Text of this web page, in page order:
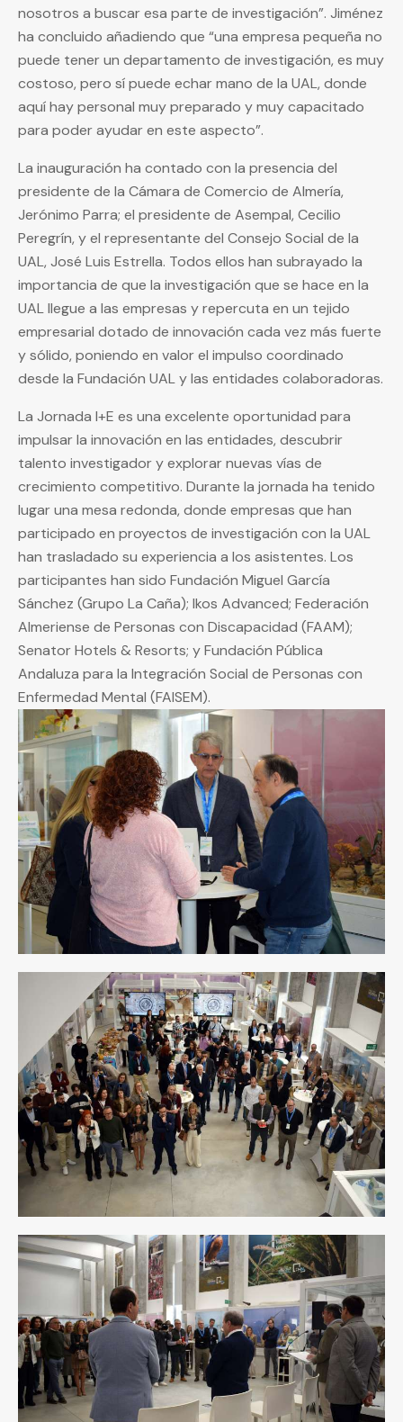
nosotros a buscar esa parte de investigación”. Jiménez
ha concluido añadiendo que “una empresa pequeña no
puede tener un departamento de investigación, es muy
costoso, pero sí puede echar mano de la UAL, donde
aquí hay personal muy preparado y muy capacitado
para poder ayudar en este aspecto”.
La inauguración ha contado con la presencia del
presidente de la Cámara de Comercio de Almería,
Jerónimo Parra; el presidente de Asempal, Cecilio
Peregrín, y el representante del Consejo Social de la
UAL, José Luis Estrella. Todos ellos han subrayado la
importancia de que la investigación que se hace en la
UAL llegue a las empresas y repercuta en un tejido
empresarial dotado de innovación cada vez más fuerte
y sólido, poniendo en valor el impulso coordinado
desde la Fundación UAL y las entidades colaboradoras.
La Jornada I+E es una excelente oportunidad para
impulsar la innovación en las entidades, descubrir
talento investigador y explorar nuevas vías de
crecimiento competitivo. Durante la jornada ha tenido
lugar una mesa redonda, donde empresas que han
participado en proyectos de investigación con la UAL
han trasladado su experiencia a los asistentes. Los
participantes han sido Fundación Miguel García
Sánchez (Grupo La Caña); Ikos Advanced; Federación
Almeriense de Personas con Discapacidad (FAAM);
Senator Hotels & Resorts; y Fundación Pública
Andaluza para la Integración Social de Personas con
Enfermedad Mental (FAISEM).